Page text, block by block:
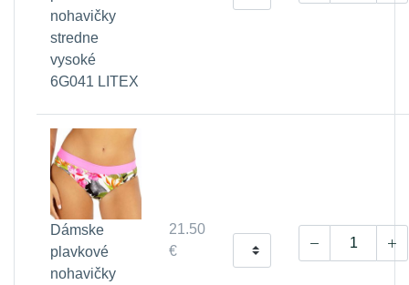
nohavičky
stredne
vysoké
6G041 LITEX
Dámske
plavkové
nohavičky
21.50
€